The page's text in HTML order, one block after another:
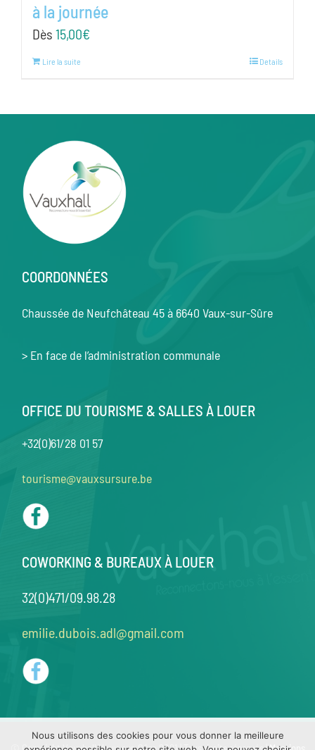
à la journée
Dès 15,00€
Lire la suite Details
COORDONNÉES
Chaussée de Neufchâteau 45 à 6640 Vaux-sur-Sûre
> En face de l’administration communale
OFFICE DU TOURISME & SALLES À LOUER
+32(0)61/28 01 57
tourisme@vauxsursure.be
COWORKING & BUREAUX À LOUER
32(0)471/09.98.28
emilie.dubois.adl@gmail.com
Nous utilisons des cookies pour vous donner la meilleure